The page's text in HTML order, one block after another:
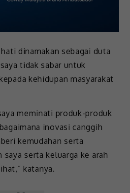
dinamakan sebagai duta
tidak sabar untuk
kehidupan masyarakat
meminati produk-produk
inovasi canggih
kemudahan serta
saya serta keluarga ke arah
katanya.